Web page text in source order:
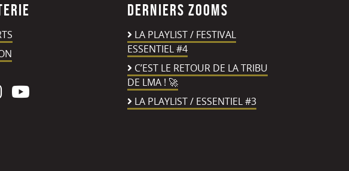
Derniers zooms
LA PLAYLIST / FESTIVAL
ESSENTIEL #4
C’EST LE RETOUR DE LA TRIBU
DE LMA ! 🚀
LA PLAYLIST / ESSENTIEL #3